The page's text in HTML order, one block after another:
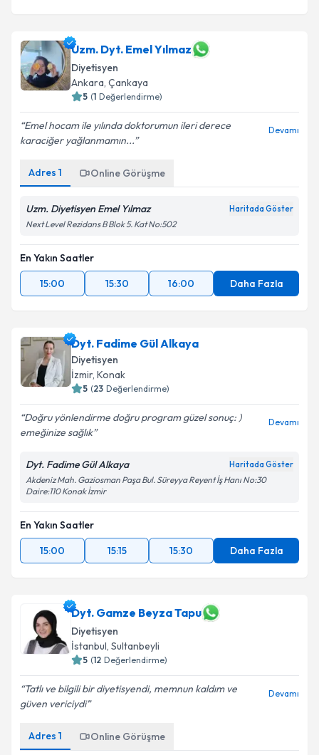
Uzm. Dyt. Emel Yılmaz
Diyetisyen
Ankara, Çankaya
5 (1 Değerlendirme)
Emel hocam ile yılında doktorumun ileri derece
karaciğer yağlanmamın...
Devamı
Adres 1 Online Görüşme
Uzm. Diyetisyen Emel Yılmaz Haritada Göster
Next Level Rezidans B Blok 5. Kat No:502
En Yakın Saatler
15:00
15:30 16:00 Daha Fazla
Dyt. Fadime Gül Alkaya
Diyetisyen
İzmir, Konak
5 (23 Değerlendirme)
Doğru yönlendirme doğru program güzel sonuç: )
emeğinize sağlık
Devamı
Dyt. Fadime Gül Alkaya Haritada Göster
Akdeniz Mah. Gaziosman Paşa Bul. Süreyya Reyent İş Hanı No:30
Daire:110 Konak İzmir
En Yakın Saatler
15:00
15:15 15:30 Daha Fazla
Dyt. Gamze Beyza Tapu
Diyetisyen
İstanbul, Sultanbeyli
5 (12 Değerlendirme)
Tatlı ve bilgili bir diyetisyendi, memnun kaldım ve
güven vericiydi
Devamı
Adres 1 Online Görüşme